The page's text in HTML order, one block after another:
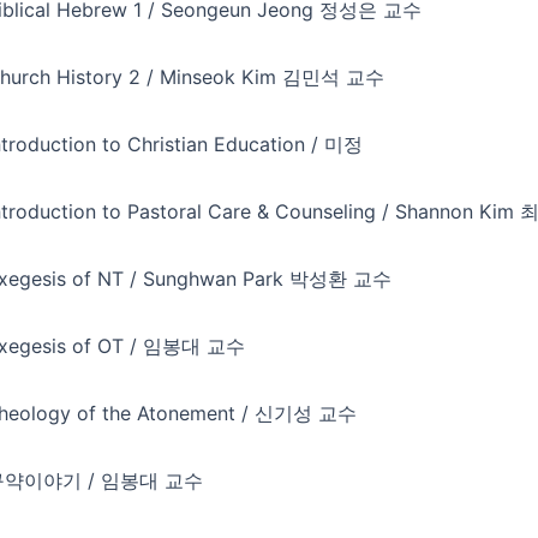
Hebrew 1 / Seongeun Jeong 정성은 교수
History 2 / Minseok Kim 김민석 교수
to Christian Education / 미정
to Pastoral Care & Counseling / Shannon Kim
of NT / Sunghwan Park 박성환 교수
of OT / 임봉대 교수
of the Atonement / 신기성 교수
약이야기 / 임봉대 교수